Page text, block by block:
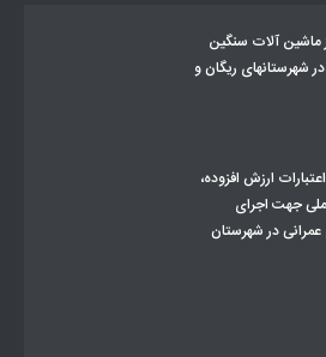
ماشین آلات سنگین
شهرستانهای ریگان و
ارزش افزوده،
جهت اجرای
در شهرستان